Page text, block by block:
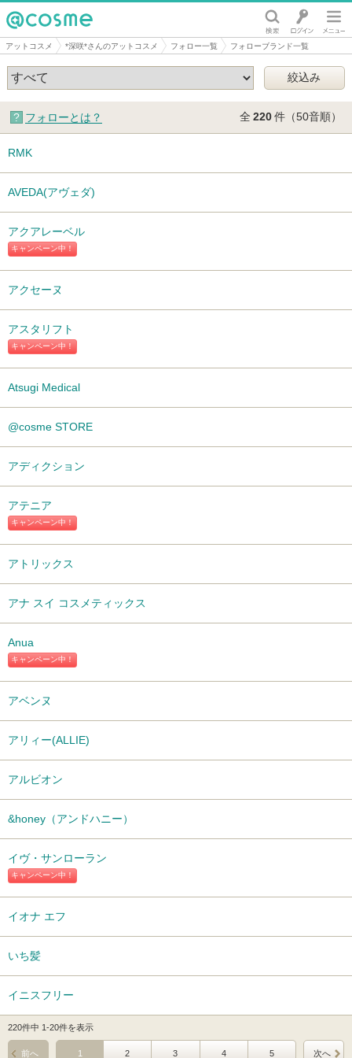
@cosme
アットコスメ *深咲*さんのアットコスメ フォロー一覧 フォローブランド一覧
フォローとは？ 全 220件（50音順）
RMK
AVEDA(アヴェダ)
キャンペーン中！
アクアレーベル
アクセーヌ
キャンペーン中！
アスタリフト
Atsugi Medical
@cosme STORE
アディクション
キャンペーン中！
アテニア
アトリックス
アナ スイ コスメティックス
キャンペーン中！
Anua
アベンヌ
アリィー(ALLIE)
アルビオン
&honey（アンドハニー）
キャンペーン中！
イヴ・サンローラン
イオナ エフ
いち髪
イニスフリー
220件中 1-20件を表示
1 2 3 4 5
前へ 次へ